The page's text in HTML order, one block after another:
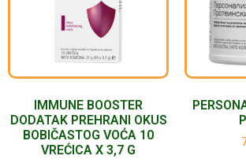
IMMUNE BOOSTER
DODATAK PREHRANI OKUS
BOBIČASTOG VOĆA 10
VREĆICA X 3,7 G